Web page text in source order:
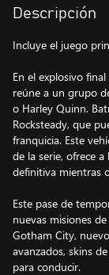
Descripción
Incluye el juego
En el explosivo
reúne a un grupo
o Harley Quinn.
Rocksteady, que
franquicia. Este
de la serie, ofrece
definitiva mientras
Este pase de
nuevas misiones
Gotham City,
avanzados, skins
para conducir.